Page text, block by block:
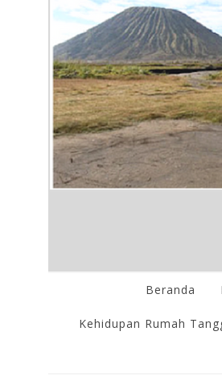
Beranda
Kehidupan Rumah